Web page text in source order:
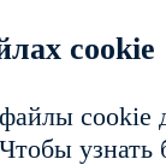
cookie
cookie